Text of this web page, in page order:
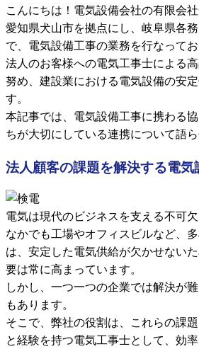
こんにちは！電気設備会社の有限会社
愛知県犬山市を拠点にし、岐阜県各
で、電気設備工事の業務を行なってお
法人のお客様への電気工事士による
努め、建設業における電気設備の安
す。
本記事では、電気設備工事に携わる
ちが大切にしている連携について語ら
法人顧客の課題を解決する電気
電気は現代のビジネスを支える不可欠
なかでも工場やオフィスビルなど、
は、安定した電気供給が欠かせない
要は常に高まっています。
しかし、一つ一つの企業では解決が
もあります。
そこで、弊社の役割は、これらの課
と経験を持つ電気工事士として、効